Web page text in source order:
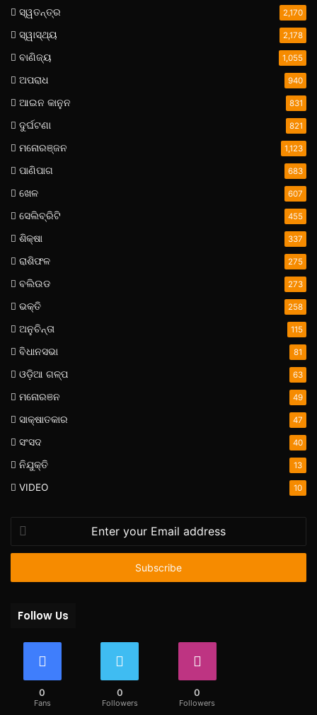
ସ୍ୱତନ୍ତ୍ର 2,170
ସ୍ୱାସ୍ଥ୍ୟ 2,178
ବାଣିଜ୍ୟ 1,055
ଅପରାଧ 940
ଆଇନ କାନୁନ 831
ଦୁର୍ଘଟଣା 821
ମନୋରଞ୍ଜନ 1,123
ପାଣିପାଗ 683
ଖେଳ 607
ସେଲିବ୍ରିଟି 455
ଶିକ୍ଷା 337
ରାଶିଫଳ 275
ବଲିଉଡ 273
ଭକ୍ତି 258
ଅନୁଚିନ୍ତା 115
ବିଧାନସଭା 81
ଓଡ଼ିଆ ଗଳ୍ପ 63
ମନୋରଞନ 49
ସାକ୍ଷାତକାର 47
ସଂସଦ 40
ନିଯୁକ୍ତି 13
VIDEO 10
your
Email
Follow Us
0
Fans
0
Followers
0
Followers